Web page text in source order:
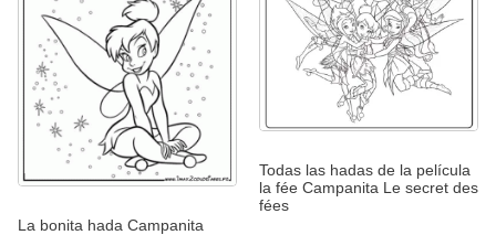
La bonita hada Campanita
Todas las hadas de la película
la fée Campanita Le secret des
fées